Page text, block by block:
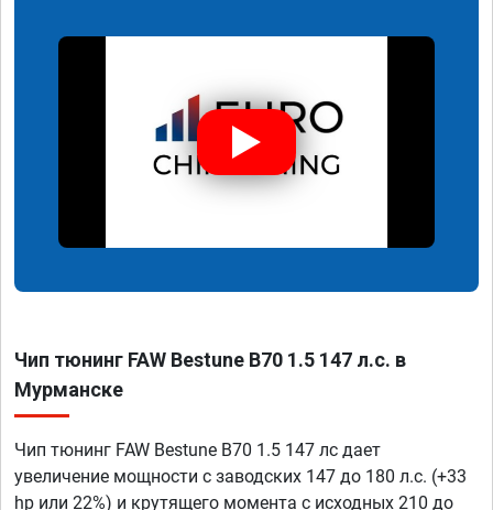
Чип тюнинг FAW Bestune B70 1.5 147 л.с. в
Мурманске
Чип тюнинг FAW Bestune B70 1.5 147 лс дает
увеличение мощности с заводских 147 до 180 л.с. (+33
hp или 22%) и крутящего момента с исходных 210 до